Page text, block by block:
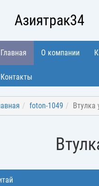
Азиятрак34
Главная О компании
Контакты
foton-1049 Втулка